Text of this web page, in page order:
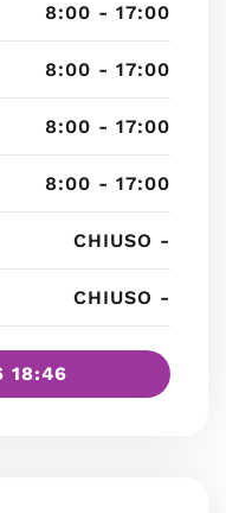
8:00 - 17:00
8:00 - 17:00
8:00 - 17:00
8:00 - 17:00
CHIUSO -
CHIUSO -
18:46